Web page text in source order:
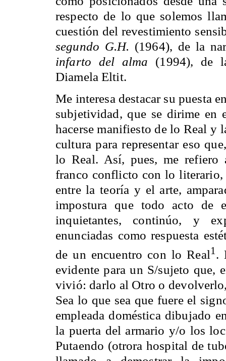
respecto de lo que solemos
cuestión del revestimiento
segundo G.H. (1964), de la
infarto del alma (1994), de
Diamela Eltit.
Me interesa destacar su puesta
subjetividad, que se dirime en
hacerse manifiesto de lo Real y
cultura para representar eso
lo Real. Así, pues, me
franco conflicto con lo literario,
entre la teoría y el arte,
impostura que todo acto de
inquietantes, continúo, y
enunciadas como respuesta
de un encuentro con lo Real1 .
evidente para un S/sujeto que,
vivió: darlo al Otro o
Sea lo que sea que fuere el
empleada doméstica dibujado
la puerta del armario y/o los
Putaendo (otrora hospital de